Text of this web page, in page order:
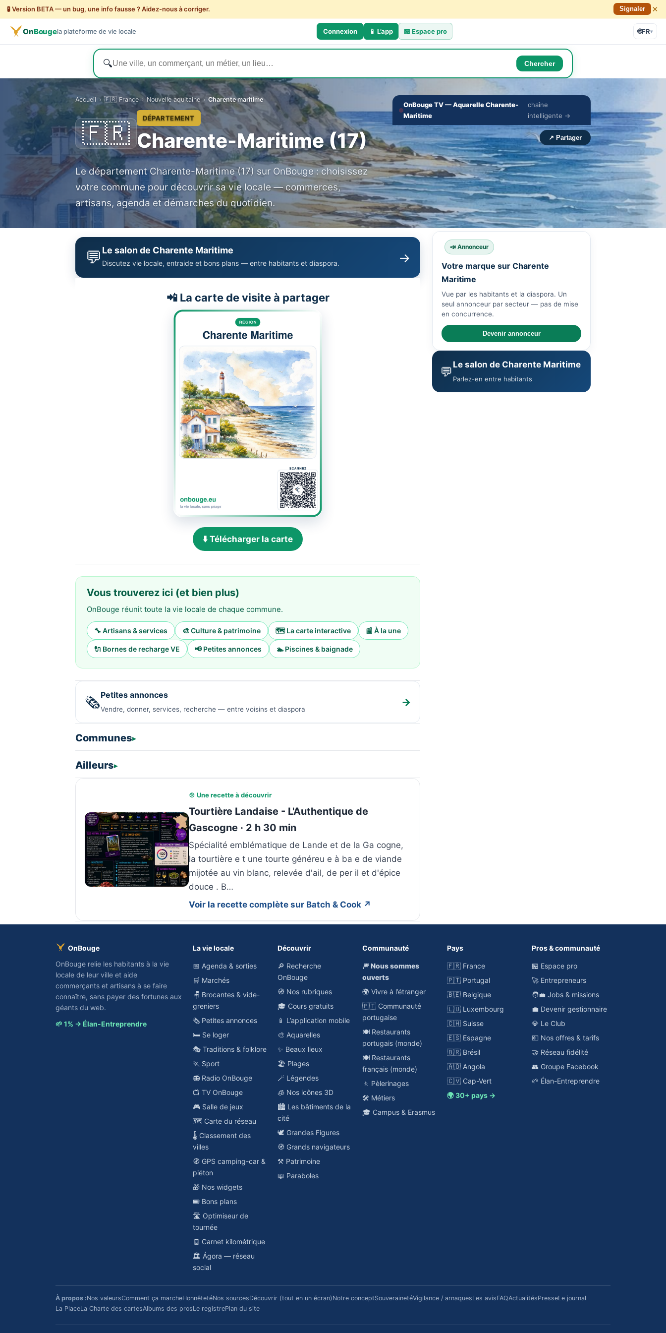
🧪 Version BETA — un bug, une info fausse ? Aidez-nous à corriger. Signaler ×
OnBougela plateforme de vie locale Connexion 📱 L’app 🏪Espace pro 🌐FR▾
🔍 Chercher
Accueil › 🇫🇷 France › Nouvelle aquitaine › Charente maritime
🇫🇷
DÉPARTEMENT
Charente-Maritime (17)
Le département Charente-Maritime (17) sur OnBouge : choisissez
votre commune pour découvrir sa vie locale — commerces,
artisans, agenda et démarches du quotidien.
OnBouge TV — Aquarelle Charente-
Maritime
chaîne
intelligente →
🔇
‹
›
↗ Partager
💬 Le salon de Charente Maritime
Discutez vie locale, entraide et bons plans — entre habitants et diaspora. →
📲 La carte de visite à partager
⬇️ Télécharger la carte
Vous trouverez ici (et bien plus)
OnBouge réunit toute la vie locale de chaque commune.
🔧 Artisans & services 🎨 Culture & patrimoine 🗺️ La carte interactive 📰 À la une
🔌 Bornes de recharge VE 📢 Petites annonces 🏊 Piscines & baignade
🗞️Petites annonces
Vendre, donner, services, recherche — entre voisins et diaspora
→
Communes
Ailleurs
🍲 Une recette à découvrir
Tourtière Landaise - L'Authentique de
Gascogne · 2 h 30 min
Spécialité emblématique de Lande et de la Ga cogne,
la tourtière e t une tourte généreu e à ba e de viande
mijotée au vin blanc, relevée d'ail, de per il et d'épice
douce . B…
Voir la recette complète sur Batch & Cook ↗
📣 Annonceur
Votre marque sur Charente
Maritime
Vue par les habitants et la diaspora. Un
seul annonceur par secteur — pas de mise
en concurrence.
Devenir annonceur
💬 Le salon de Charente Maritime
Parlez-en entre habitants
OnBouge
OnBouge relie les habitants à la vie
locale de leur ville et aide
commerçants et artisans à se faire
connaître, sans payer des fortunes aux
géants du web.
🌱 1% → Élan-Entreprendre
La vie locale
📅 Agenda & sorties
🛒 Marchés
🪑 Brocantes & vide-
greniers
🗞️ Petites annonces
🛏️ Se loger
🎭 Traditions & folklore
🏃 Sport
📻 Radio OnBouge
📺 TV OnBouge
🎮 Salle de jeux
🗺️ Carte du réseau
🌡️ Classement des
villes
🧭 GPS camping-car &
piéton
🎁 Nos widgets
🎟️ Bons plans
🛣️ Optimiseur de
tournée
🧾 Carnet kilométrique
🏛️ Ágora — réseau
social
Découvrir
🔎 Recherche
OnBouge
🧭 Nos rubriques
🎓 Cours gratuits
📱 L’application mobile
🎨 Aquarelles
✨ Beaux lieux
🏖️ Plages
🪄 Légendes
🧊 Nos icônes 3D
🏙️ Les bâtiments de la
cité
🕊️ Grandes Figures
🧭 Grands navigateurs
⚒️ Patrimoine
📖 Paraboles
Communauté
🎆 Nous sommes
ouverts
🌍 Vivre à l’étranger
🇵🇹 Communauté
portugaise
🍽️ Restaurants
portugais (monde)
🍽️ Restaurants
français (monde)
🚶 Pèlerinages
🛠️ Métiers
🎓 Campus & Erasmus
Pays
🇫🇷 France
🇵🇹 Portugal
🇧🇪 Belgique
🇱🇺 Luxembourg
🇨🇭 Suisse
🇪🇸 Espagne
🇧🇷 Brésil
🇦🇴 Angola
🇨🇻 Cap-Vert
🌍 30+ pays →
Pros & communauté
🏪 Espace pro
🚀 Entrepreneurs
🧑‍💼 Jobs & missions
💼 Devenir gestionnaire
💎 Le Club
💶 Nos offres & tarifs
🤝 Réseau fidélité
👥 Groupe Facebook
🌱 Élan-Entreprendre
À propos :Nos valeursComment ça marcheHonnêtetéNos sourcesDécouvrir (tout en un écran) Notre conceptSouverainetéVigilance / arnaquesLes avisFAQActualitésPresseLe journal
La PlaceLa Charte des cartesAlbums des prosLe registrePlan du site